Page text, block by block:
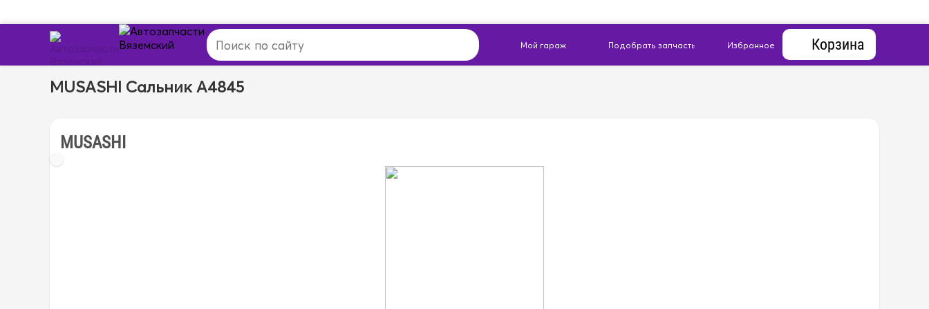
Корзина
MUSASHI Сальник A4845
MUSASHI